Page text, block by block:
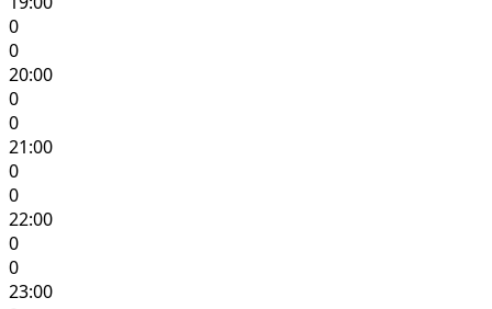
0
0
20:00
0
0
21:00
0
0
22:00
0
0
23:00